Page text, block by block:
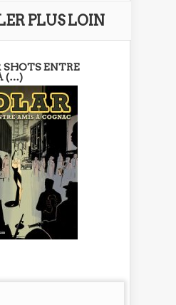
PLUS LOIN
SHOTS ENTRE
(…)